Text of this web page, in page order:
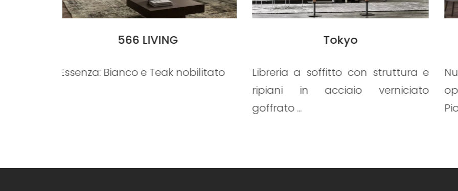
Tokyo
Libreria a soffitto con struttura e
560 LIVING
Nuvola frassino nobilitato laccato
opaco liscio Alluminio / Silice /
Piombo...